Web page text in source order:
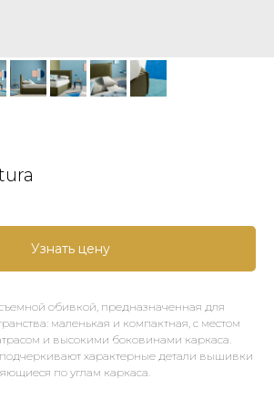
Узнать цену
обивкой, предназначенная для
маленькая и компактная, с местом
и высокими боковинами каркаса.
характерные детали вышивки
по углам каркаса.